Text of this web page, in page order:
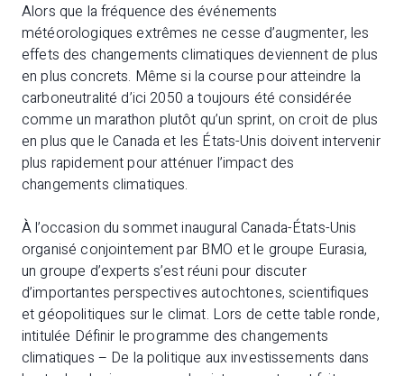
Alors que la fréquence des événements
météorologiques extrêmes ne cesse d’augmenter, les
effets des changements climatiques deviennent de plus
en plus concrets. Même si la course pour atteindre la
carboneutralité d’ici 2050 a toujours été considérée
comme un marathon plutôt qu’un sprint, on croit de plus
en plus que le Canada et les États-Unis doivent intervenir
plus rapidement pour atténuer l’impact des
changements climatiques.
À l’occasion du sommet inaugural Canada-États-Unis
organisé conjointement par BMO et le groupe Eurasia,
un groupe d’experts s’est réuni pour discuter
d’importantes perspectives autochtones, scientifiques
et géopolitiques sur le climat. Lors de cette table ronde,
intitulée Définir le programme des changements
climatiques – De la politique aux investissements dans